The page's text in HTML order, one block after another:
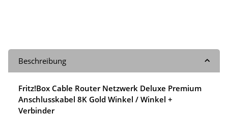
Beschreibung
Fritz!Box Cable Router Netzwerk Deluxe Premium
Anschlusskabel 8K Gold Winkel / Winkel +
Verbinder